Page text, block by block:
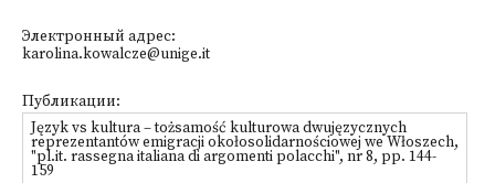
Электронный адрес:
karolina.kowalcze@unige.it
Публикации:
Język vs kultura – tożsamość kulturowa dwujęzycznych
reprezentantów emigracji okołosolidarnościowej we Włoszech,
"pl.it. rassegna italiana di argomenti polacchi", nr 8, pp. 144-
159